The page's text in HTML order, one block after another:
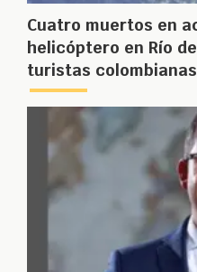
Cuatro muertos en
helicóptero en Río
turistas colombianas